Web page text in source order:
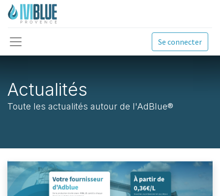
Se connecter
Actualités
Toute les actualités autour de l'AdBlue®